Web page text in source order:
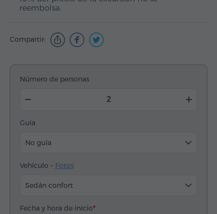
reembolsa.
Compartir:
Número de personas
Guía
No guía
Vehículo – Fotos
Sedán confort
Fecha y hora de inicio